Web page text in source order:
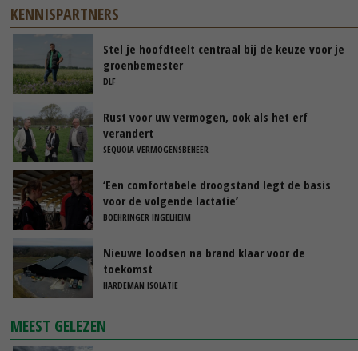
KENNISPARTNERS
Stel je hoofdteelt centraal bij de keuze voor je
groenbemester
DLF
Rust voor uw vermogen, ook als het erf
verandert
SEQUOIA VERMOGENSBEHEER
‘Een comfortabele droogstand legt de basis
voor de volgende lactatie’
BOEHRINGER INGELHEIM
Nieuwe loodsen na brand klaar voor de
toekomst
HARDEMAN ISOLATIE
MEEST GELEZEN